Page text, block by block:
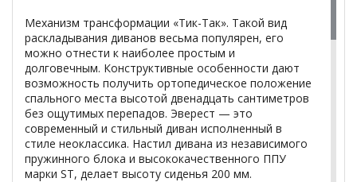
Механизм трансформации «Тик-Так». Такой вид
раскладывания диванов весьма популярен, его
можно отнести к наиболее простым и
долговечным. Конструктивные особенности дают
возможность получить ортопедическое положение
спального места высотой двенадцать сантиметров
без ощутимых перепадов. Эверест — это
современный и стильный диван исполненный в
стиле неоклассика. Настил дивана из независимого
пружинного блока и высококачественного ППУ
марки SТ, делает высоту сиденья 200 мм.